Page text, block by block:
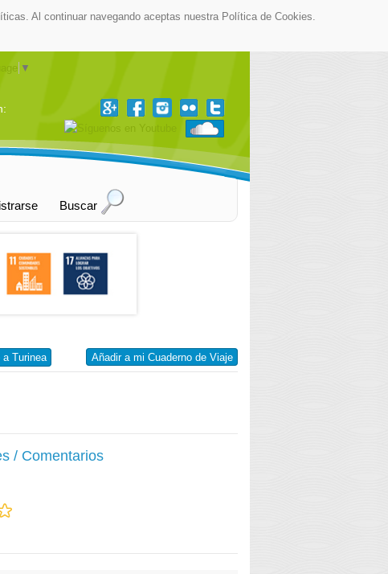
Al continuar navegando aceptas nuestra Política de Cookies.
▼
Buscar
Añadir a mi Cuaderno de Viaje
Turinea
/ Comentarios